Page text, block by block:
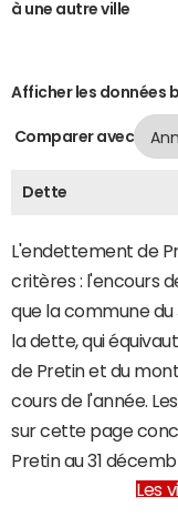
à une autre ville
Afficher les données
Comparer avec
Dette
L'endettement de
critères : l'encours
que la commune du
la dette, qui
de Pretin et du
cours de l'année.
sur cette page
Pretin au 31
Les